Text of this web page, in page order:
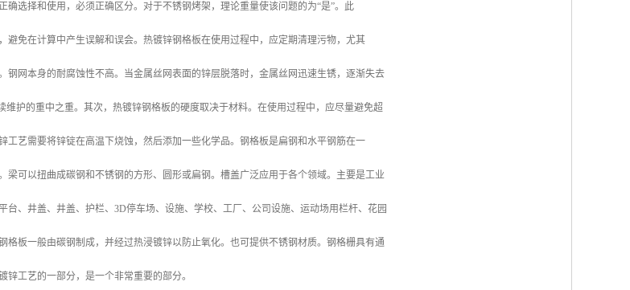
确选择和使用，必须正确区分。对于不锈钢烤架，理论重量使该问题的为“是”。此
避免在计算中产生误解和误会。热镀锌钢格板在使用过程中，应定期清理污物，尤其
钢网本身的耐腐蚀性不高。当金属丝网表面的锌层脱落时，金属丝网迅速生锈，逐渐失去
维护的重中之重。其次，热镀锌钢格板的硬度取决于材料。在使用过程中，应尽量避免超
工艺需要将锌锭在高温下烧蚀，然后添加一些化学品。钢格板是扁钢和水平钢筋在一
梁可以扭曲成碳钢和不锈钢的方形、圆形或扁钢。槽盖广泛应用于各个领域。主要是工业
台、井盖、井盖、护栏、3D停车场、设施、学校、工厂、公司设施、运动场用栏杆、花园
格板一般由碳钢制成，并经过热浸镀锌以防止氧化。也可提供不锈钢材质。钢格栅具有通
工艺的一部分，是一个非常重要的部分。